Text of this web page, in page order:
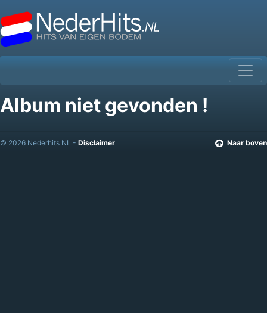
Album niet gevonden !
Naar boven
© 2026 Nederhits NL - Disclaimer